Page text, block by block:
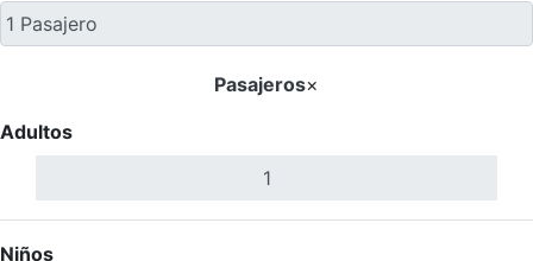
Pasajeros×
Adultos
Niños